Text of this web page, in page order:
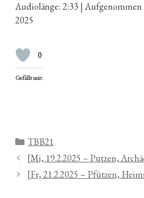
Audiolänge: 2:33 | Aufgenommen
2025
0
Gefällt mir:
Kategorien
TBB21
[Mi, 19.2.2025 – Putzen,
[Fr, 21.2.2025 – Pfützen,